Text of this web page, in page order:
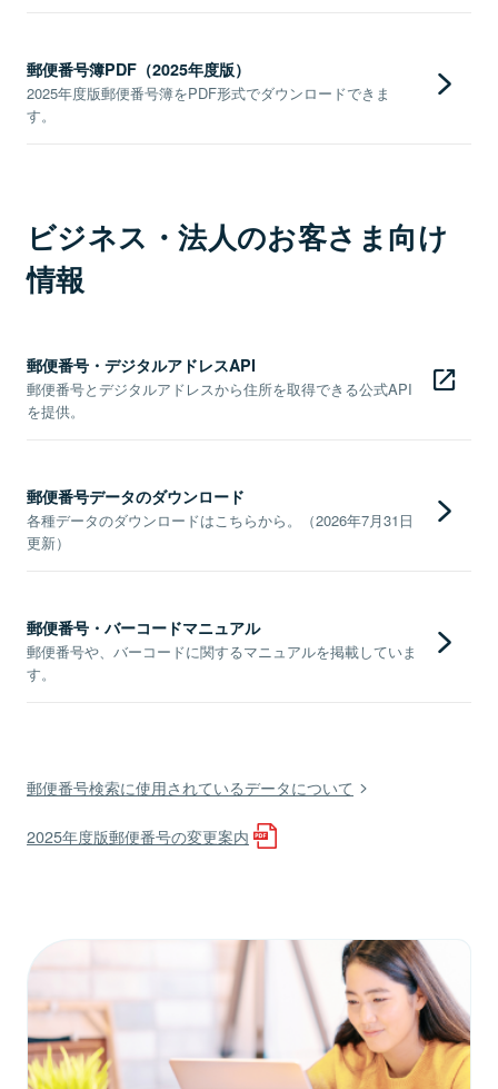
郵便番号簿PDF（2025年度版）
2025年度版郵便番号簿をPDF形式でダウンロードできま
す。
ビジネス・法人のお客さま向け
情報
郵便番号・デジタルアドレスAPI
郵便番号とデジタルアドレスから住所を取得できる公式API
を提供。
郵便番号データのダウンロード
各種データのダウンロードはこちらから。（2026年7月31日
更新）
郵便番号・バーコードマニュアル
郵便番号や、バーコードに関するマニュアルを掲載していま
す。
郵便番号検索に使用されているデータについて
2025年度版郵便番号の変更案内